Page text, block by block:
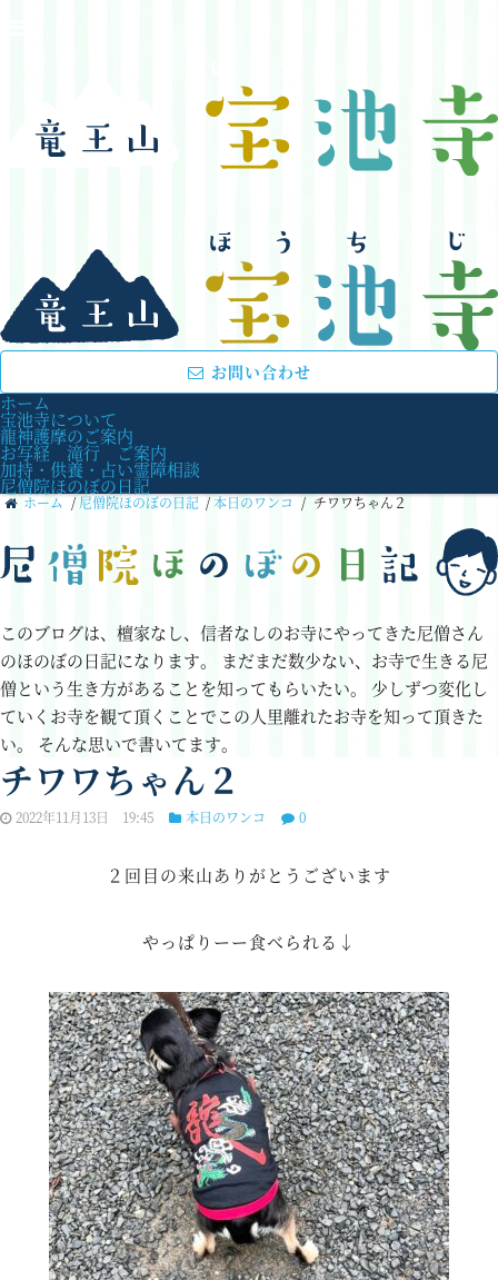
お問い合わせ
ホーム
宝池寺について
龍神護摩のご案内
お写経 滝行 ご案内
加持・供養・占い霊障相談
尼僧院ほのぼの日記
ホーム / 尼僧院ほのぼの日記 /本日のワンコ / チワワちゃん２
このブログは、檀家なし、信者なしのお寺にやってきた尼僧さん
のほのぼの日記になります。 まだまだ数少ない、お寺で生きる尼
僧という生き方があることを知ってもらいたい。
少しずつ変化し
ていくお寺を観て頂くことでこの人里離れたお寺を知って頂きた
い。 そんな思いで書いてます。
チワワちゃん２
2022年11月13日 19:45 本日のワンコ 0
２回目の来山ありがとうございます
やっぱりーー食べられる↓